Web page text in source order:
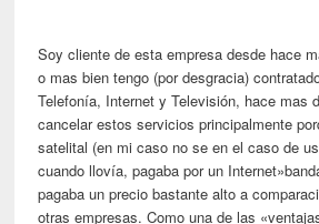
Soy cliente de esta empresa desde hace
o mas bien tengo (por desgracia)
Telefonía, Internet y Televisión, hace mas
cancelar estos servicios principalmente
satelital (en mi caso no se en el caso de
cuando llovía, pagaba por un
pagaba un precio bastante alto a
otras empresas. Como una de las